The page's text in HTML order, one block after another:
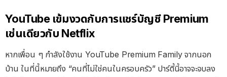
YouTube เข้มงวดกับการแชร์บัญชี Premium
เช่นเดียวกับ Netflix
หากเพื่อน ๆ กำลังใช้งาน YouTube Premium Family จากนอก
บ้าน ในที่นี้หมายถึง “คนที่ไม่ใช่คนในครอบครัว” ปาร์ตี้นี้อาจจะจบลง